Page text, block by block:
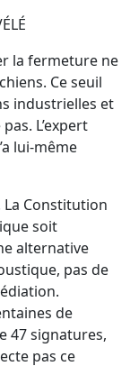
la fermeture ne
Ce seuil
industrielles et
L’expert
lui-même
Constitution
soit
alternative
pas de
de
47 signatures,
pas ce